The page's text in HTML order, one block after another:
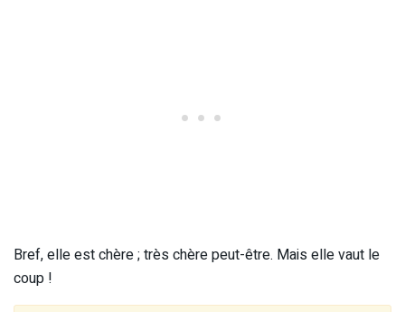
Bref, elle est chère ; très chère peut-être. Mais elle vaut le
coup !